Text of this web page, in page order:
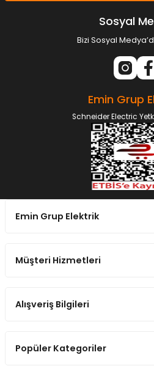
Sosyal
Bizi Sosyal
Emin Grup
Schneider Electric
Emin Grup Elektrik
Müşteri Hizmetleri
Alışveriş Bilgileri
Popüler Kategoriler